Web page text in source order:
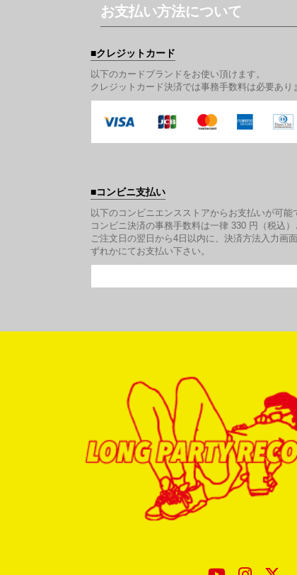
お支払い方法について
クレジットカード
以下のカードブランドをお使い頂けます。
クレジットカード決済では事務手数料は必要あり
コンビニ支払い
以下のコンビニエンスストアからお支払いが可能
コンビニ決済の事務手数料は一律 330 円（税込）
ご注文日の翌日から4日以内に、決済方法入力画
ずれかにてお支払い下さい。